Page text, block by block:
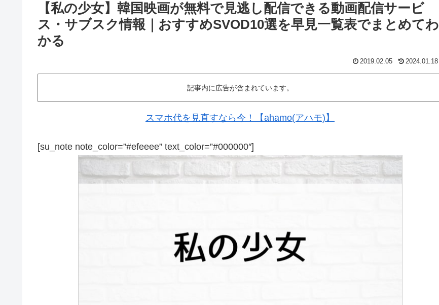
【私の少女】韓国映画が無料で見逃し配信できる動画配信サービ
ス・サブスク情報｜おすすめSVOD10選を早見一覧表でまとめてわ
かる
2019.02.05 2024.01.18
記事内に広告が含まれています。
スマホ代を見直すなら今！【ahamo(アハモ)】
[su_note note_color=”#efeeee” text_color=”#000000″]